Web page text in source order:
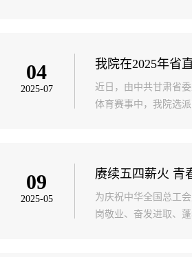
04
2025-07
我院在2025年省
近日，由中共甘肃省
体育赛事中，我院选
09
2025-05
赓续五四薪火 青
为庆祝中华全国总工
岗敬业、奋发进取、